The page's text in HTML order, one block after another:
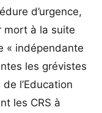
d’urgence,
mort à la suite
« indépendante
les grévistes
l’Education
les CRS à